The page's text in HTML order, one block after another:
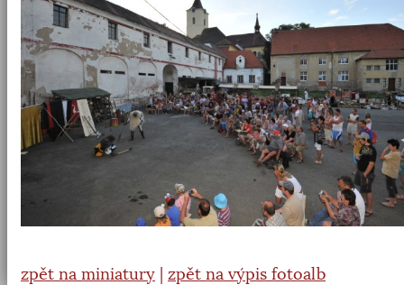
zpět na miniatury | zpět na výpis fotoalb